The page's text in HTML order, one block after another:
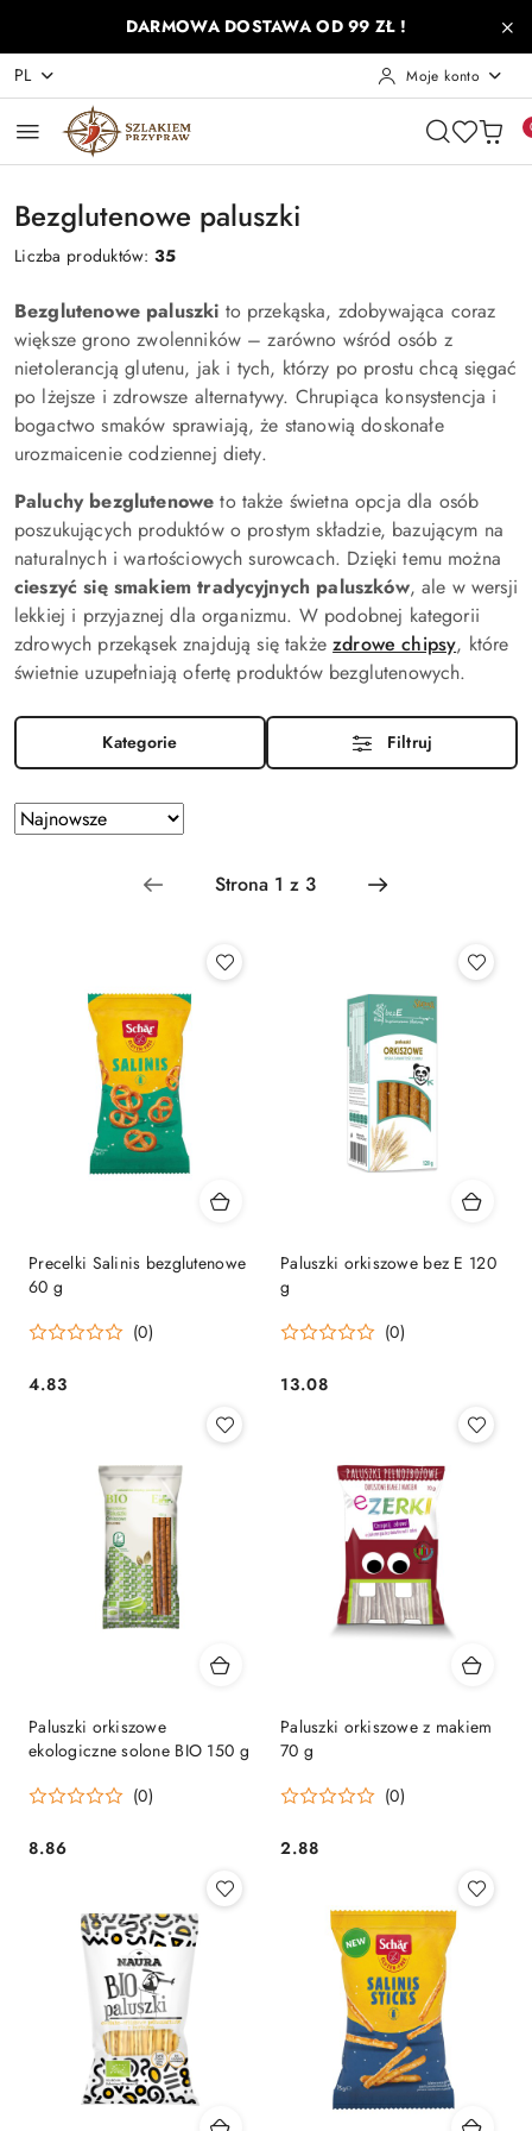
Przejdź do treści głównej
Przejdź do wyszukiwarki
Przejdź do moje konto
Przejdź do menu głównego
Przejdź do stopkiDARMOWA DOSTAWA OD 99 ZŁ !
PL Moje konto
Bezglutenowe paluszki
Liczba produktów:35
Bezglutenowe paluszki to przekąska, zdobywająca coraz
większe grono zwolenników – zarówno wśród osób z
nietolerancją glutenu, jak i tych, którzy po prostu chcą sięgać
po lżejsze i zdrowsze alternatywy. Chrupiąca konsystencja i
bogactwo smaków sprawiają, że stanowią doskonałe
urozmaicenie codziennej diety.
Paluchy bezglutenowe to także świetna opcja dla osób
poszukujących produktów o prostym składzie, bazującym na
naturalnych i wartościowych surowcach. Dzięki temu można
cieszyć się smakiem tradycyjnych paluszków, ale w wersji
lekkiej i przyjaznej dla organizmu. W podobnej kategorii
zdrowych przekąsek znajdują się takżezdrowe chipsy, które
świetnie uzupełniają ofertę produktów bezglutenowych.
Kategorie Filtruj
Zastosowano sortowanie: Najnowsze.
Sortuj
według
Precelki Salinis bezglutenowe
60 g
(0)
Cena:
4.83
Paluszki orkiszowe bez E 120
g
(0)
Cena:
13.08
Paluszki orkiszowe
ekologiczne solone BIO 150 g
(0)
Cena:
8.86
Paluszki orkiszowe z makiem
70 g
(0)
Cena:
2.88